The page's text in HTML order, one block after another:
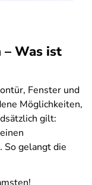
– Was ist
Fenster und
Möglichkeiten,
gilt:
So gelangt die